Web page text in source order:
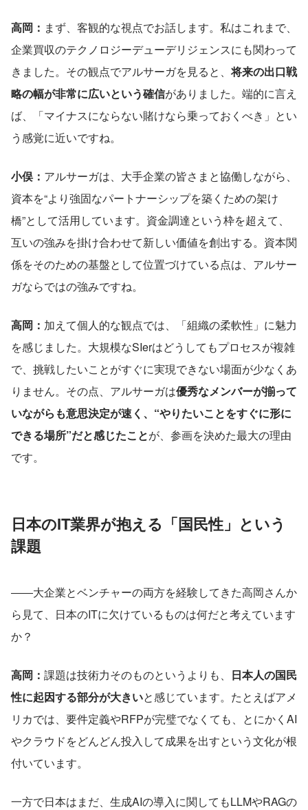
高岡： まず、客観的な視点でお話します。私はこれまで、
企業買収のテクノロジーデューデリジェンスにも関わって
きました。その観点でアルサーガを見ると、将来の出口戦
略の幅が非常に広いという確信がありました。端的に言え
ば、「マイナスにならない賭けなら乗っておくべき」とい
う感覚に近いですね。
小俣： アルサーガは、大手企業の皆さまと協働しながら、
資本を“より強固なパートナーシップを築くための架け
橋”として活用しています。資金調達という枠を超えて、
互いの強みを掛け合わせて新しい価値を創出する。資本関
係をそのための基盤として位置づけている点は、アルサー
ガならではの強みですね。
高岡： 加えて個人的な観点では、「組織の柔軟性」に魅力
を感じました。大規模なSIerはどうしてもプロセスが複雑
で、挑戦したいことがすぐに実現できない場面が少なくあ
りません。その点、アルサーガは優秀なメンバーが揃って
いながらも意思決定が速く、“やりたいことをすぐに形に
できる場所”だと感じたことが、参画を決めた最大の理由
です。
日本のIT業界が抱える「国民性」という
課題
――大企業とベンチャーの両方を経験してきた高岡さんか
ら見て、日本のITに欠けているものは何だと考えています
か？
高岡： 課題は技術力そのものというよりも、 日本人の国民
性に起因する部分が大きいと感じています。たとえばアメ
リカでは、要件定義やRFPが完璧でなくても、とにかくAI
やクラウドをどんどん投入して成果を出すという文化が根
付いています。
一方で日本はまだ、生成AIの導入に関してもLLMやRAGの